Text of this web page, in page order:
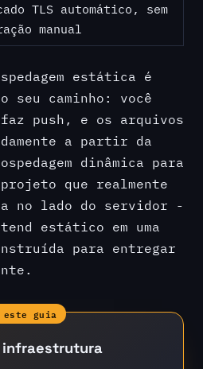
TLS automático, sem
manual
estática é
seu caminho: você
push, e os arquivos
a partir da
dinâmica para
que realmente
no lado do servidor -
estático em uma
para entregar
este guia
infraestrutura